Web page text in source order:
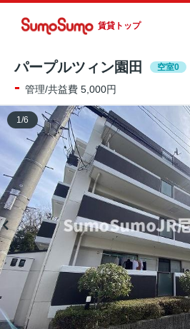
賃貸トップ
パープルツィン園田 空室0
- 管理/共益費 5,000円
1 /6